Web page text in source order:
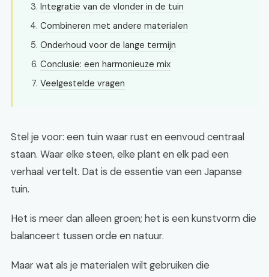
Integratie van de vlonder in de tuin
Combineren met andere materialen
Onderhoud voor de lange termijn
Conclusie: een harmonieuze mix
Veelgestelde vragen
Stel je voor: een tuin waar rust en eenvoud centraal
staan. Waar elke steen, elke plant en elk pad een
verhaal vertelt. Dat is de essentie van een Japanse
tuin.
Het is meer dan alleen groen; het is een kunstvorm die
balanceert tussen orde en natuur.
Maar wat als je materialen wilt gebruiken die